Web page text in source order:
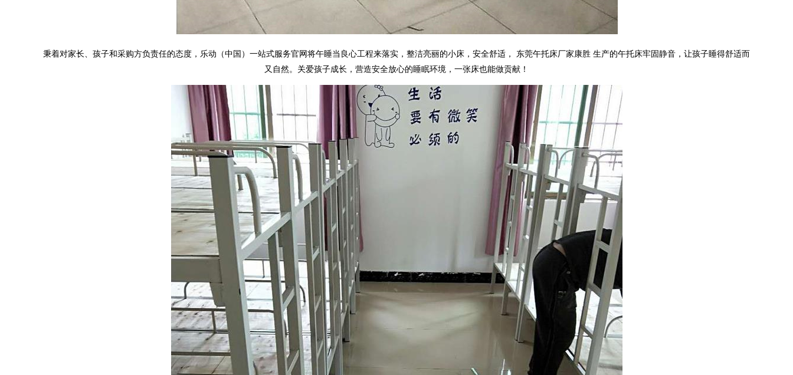
秉着对家长、孩子和采购方负责任的态度，乐动（中国）一站式服务官网将午睡当良心工程来落实，整洁亮丽的小床，安全舒适， 东莞午托床厂家康胜 生产的午托床牢固静音，让孩子睡得舒适而
又自然。关爱孩子成长，营造安全放心的睡眠环境，一张床也能做贡献！